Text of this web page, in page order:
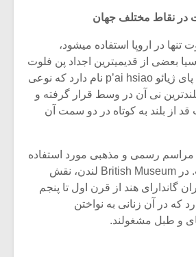
در نقاط مختلف جهان
تنها در اروپا استفاده میشود،
بعضی از قدیمیترین اجداد پن فلوت
یافته شده است که پای ژیائو p’ai hsiao نام دارد که نوعی
نی آن در وسط قرار گرفته و
قد از بلند به کوتاه در دو سمت آن
مراسم رسمی و مذهبی مورد استفاده
قرار میگرفته است. در British Museum لندن، نقش
گاندارای هند از قرن اول تا پنجم
که در آن زنانی به نواختن
و طبل مشغولند.
و نیم»
نمی توانی
باشی،
ترین باش
سکانسی
موسیقی